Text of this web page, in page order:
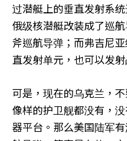
过潜艇上的垂直发射系
俄级核潜艇改装成了巡
斧巡航导弹；而弗吉尼
直发射单元，也可以发
可是，现在的乌克兰，
像样的护卫舰都没有，
器平台。那么美国陆军